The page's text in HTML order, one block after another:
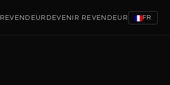
REVENDEUR DEVENIR REVENDEUR FR